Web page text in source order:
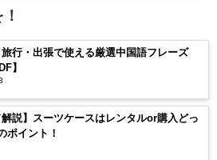
行・出張で使える厳選中国語フレーズ
】
解説】スーツケースはレンタルor購入どっ
ポイント！